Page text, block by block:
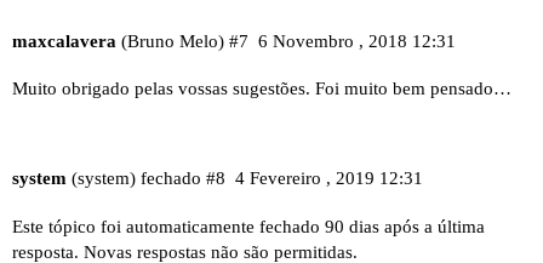
maxcalavera (Bruno Melo) 6 Novembro , 2018 12:31
#7
Muito obrigado pelas vossas sugestões. Foi muito bem pensado…
system (system) fechado 4 Fevereiro , 2019 12:31
#8
Este tópico foi automaticamente fechado 90 dias após a última
resposta. Novas respostas não são permitidas.